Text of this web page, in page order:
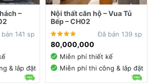
–
141 sp
& lắp đặt
Nội thất căn hộ – Vua Tủ
Bếp – CH02
Đã bán 139 sp
80,000,000
Miễn phí thiết kế
Miễn phí thi công & lắp đặt